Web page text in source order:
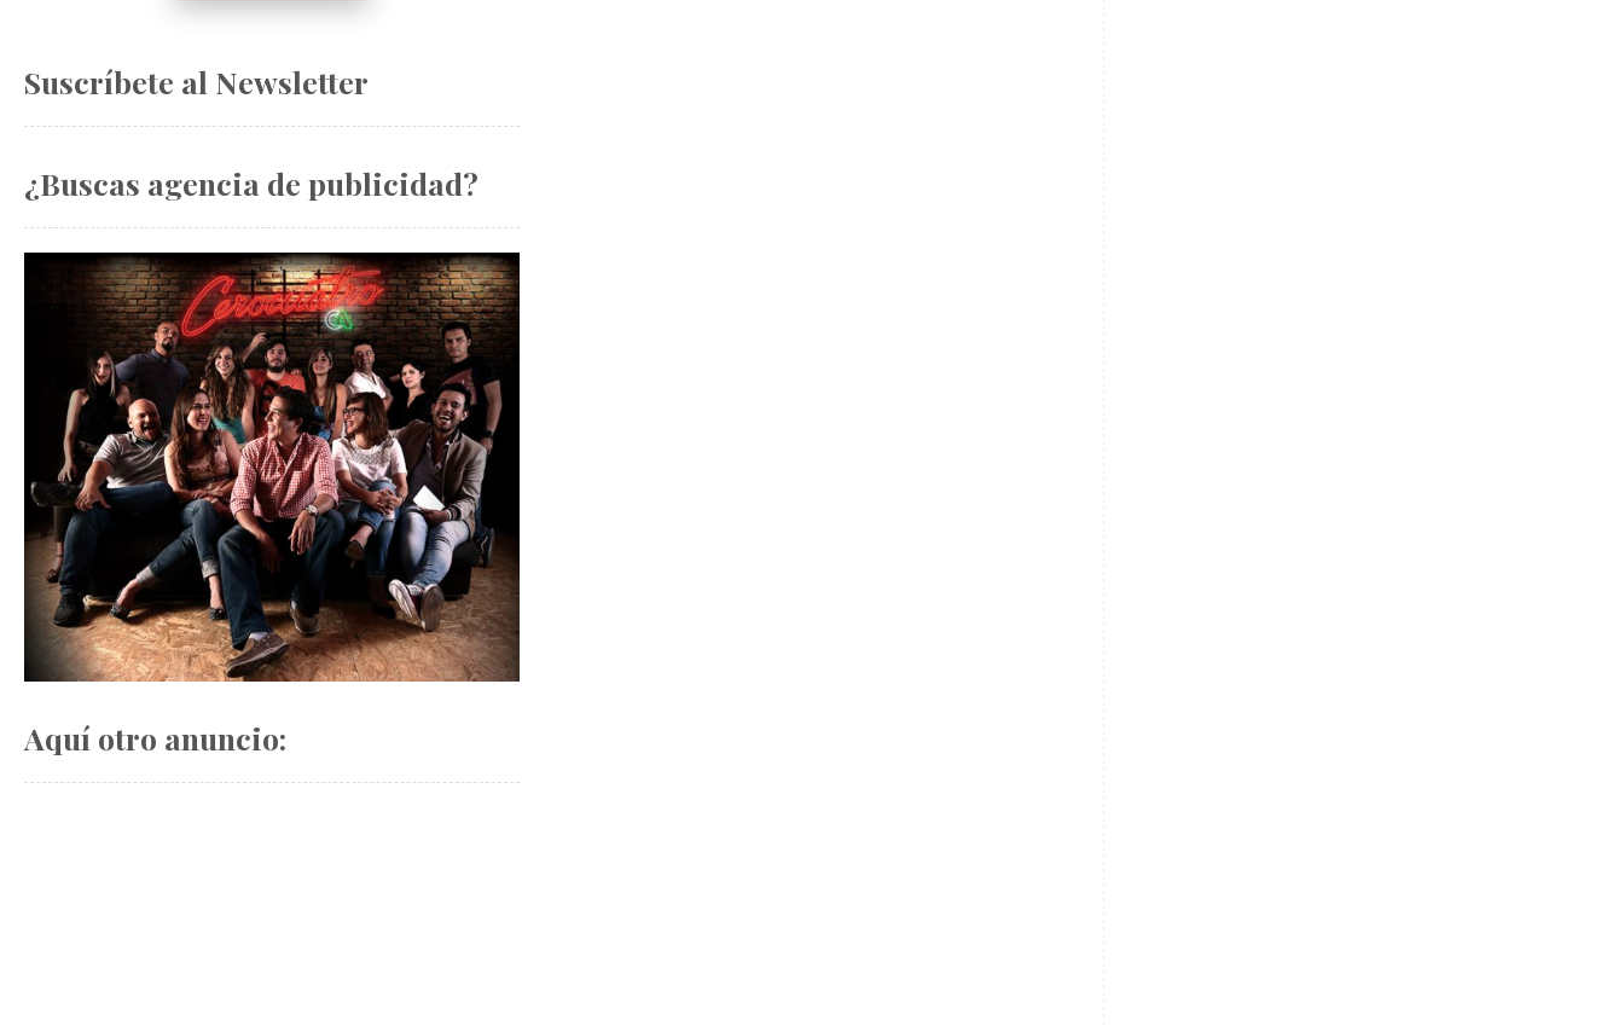
Suscríbete al Newsletter
¿Buscas agencia de publicidad?
Aquí otro anuncio: